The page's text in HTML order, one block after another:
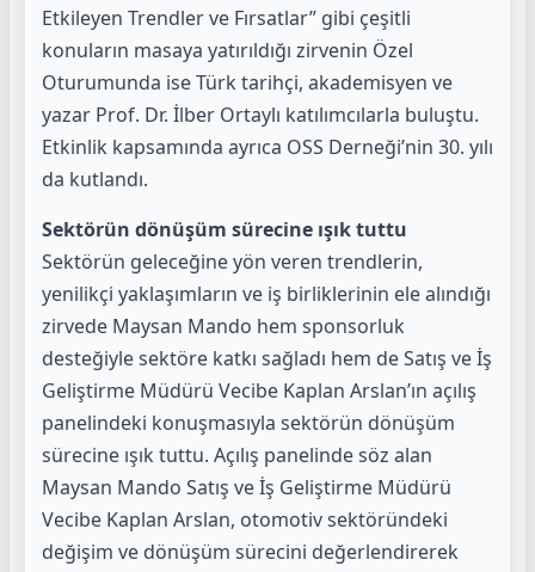
Etkileyen Trendler ve Fırsatlar” gibi çeşitli
konuların masaya yatırıldığı zirvenin Özel
Oturumunda ise Türk tarihçi, akademisyen ve
yazar Prof. Dr. İlber Ortaylı katılımcılarla buluştu.
Etkinlik kapsamında ayrıca OSS Derneği’nin 30. yılı
da kutlandı.
Sektörün dönüşüm sürecine ışık tuttu
Sektörün geleceğine yön veren trendlerin,
yenilikçi yaklaşımların ve iş birliklerinin ele alındığı
zirvede Maysan Mando hem sponsorluk
desteğiyle sektöre katkı sağladı hem de Satış ve İş
Geliştirme Müdürü Vecibe Kaplan Arslan’ın açılış
panelindeki konuşmasıyla sektörün dönüşüm
sürecine ışık tuttu. Açılış panelinde söz alan
Maysan Mando Satış ve İş Geliştirme Müdürü
Vecibe Kaplan Arslan, otomotivsektöründeki
değişim ve dönüşüm sürecini değerlendirerek